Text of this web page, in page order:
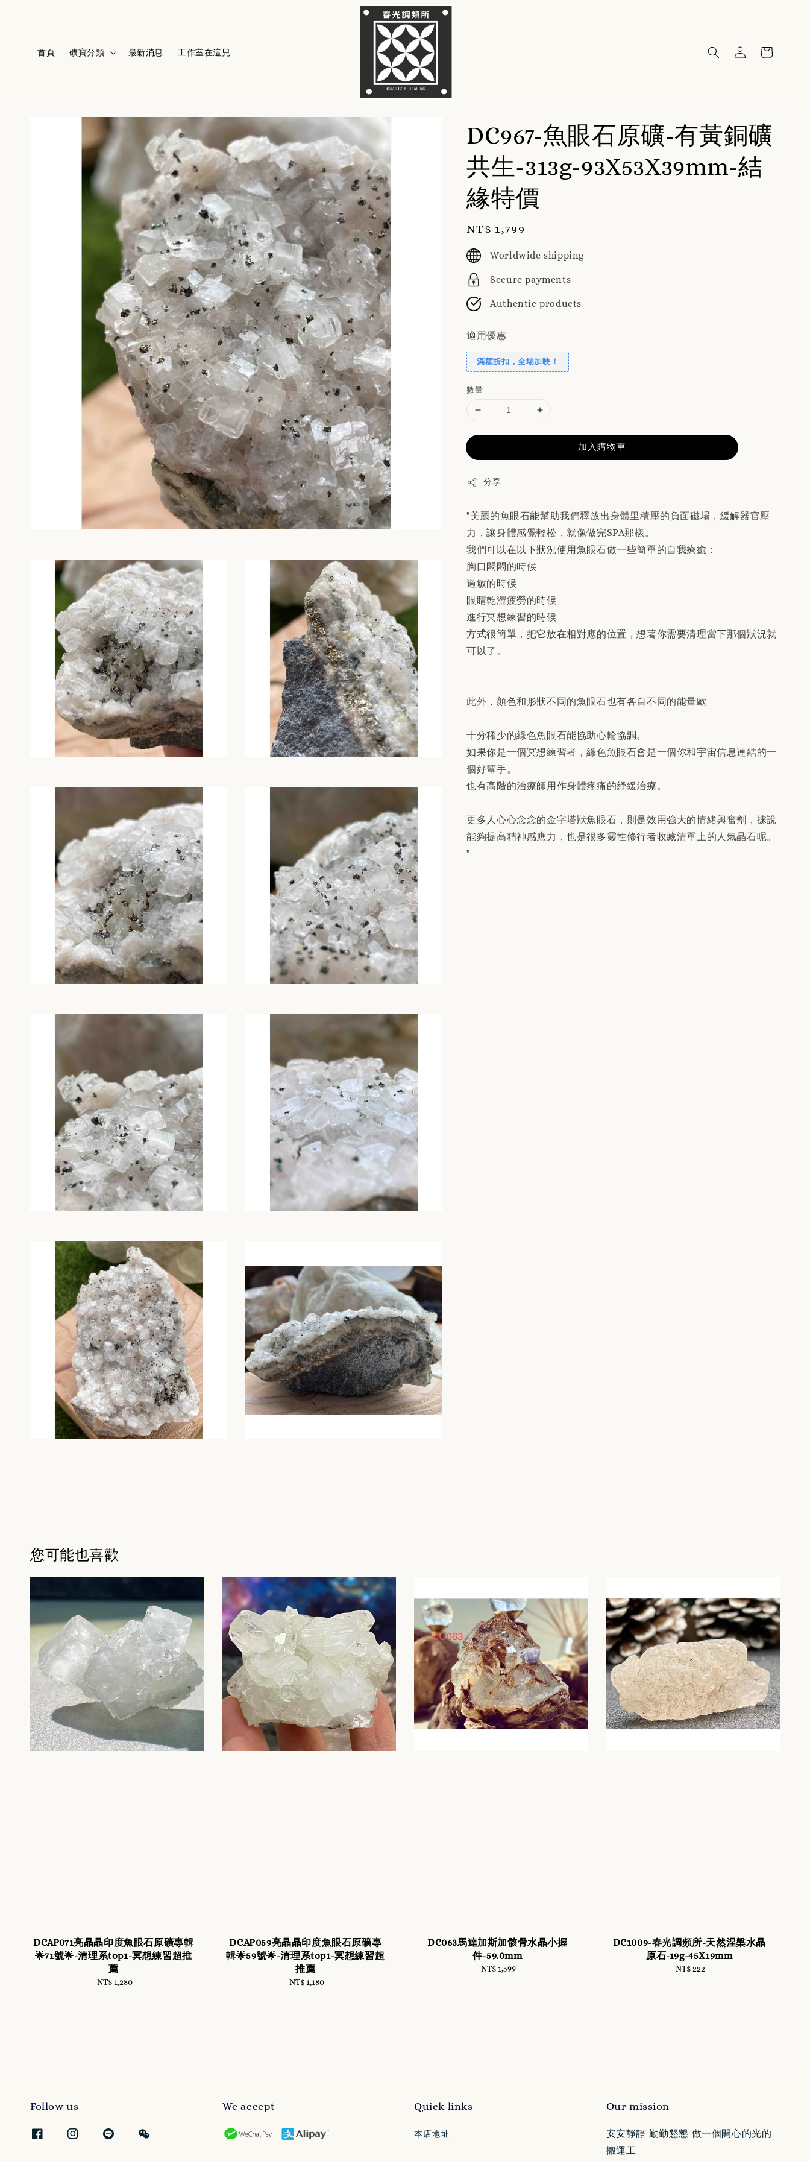
首頁 礦寶分類 最新消息 工作室在這兒
DC967-魚眼石原礦-有黃銅礦
共生-313g-93X53X39mm-結
緣特價
Regular
price
NT$ 1,799
Worldwide shipping
Secure payments
Authentic products
適用優惠
滿額折扣，全場加映！
數量
加入購物車
分享
"美麗的魚眼石能幫助我們釋放出身體里積壓的負面磁場，緩解器官壓
力，讓身體感覺輕松，就像做完SPA那樣。
我們可以在以下狀況使用魚眼石做一些簡單的自我療癒：
胸口悶悶的時候
過敏的時候
眼睛乾澀疲勞的時候
進行冥想練習的時候
方式很簡單，把它放在相對應的位置，想著你需要清理當下那個狀況就
可以了。
此外，顏色和形狀不同的魚眼石也有各自不同的能量歐
十分稀少的綠色魚眼石能協助心輪協調。
如果你是一個冥想練習者，綠色魚眼石會是一個你和宇宙信息連結的一
個好幫手。
也有高階的治療師用作身體疼痛的紓緩治療。
更多人心心念念的金字塔狀魚眼石，則是效用強大的情緒興奮劑，據說
能夠提高精神感應力，也是很多靈性修行者收藏清單上的人氣晶石呢。
"
您可能也喜歡
DCAP071亮晶晶印度魚眼石原礦專輯
🌟71號🌟-清理系top1-冥想練習超推
薦
Regular
NT$ 1,280
DCAP059亮晶晶印度魚眼石原礦專
輯🌟59號🌟-清理系top1-冥想練習超
推薦
Regular
NT$ 1,180
DC063馬達加斯加骸骨水晶小握
件-59.0mm
Regular
NT$ 1,599
DC1009-春光調頻所-天然涅槃水晶
原石-19g-45X19mm
Regular
NT$ 222
Follow us We accept Quick links
本店地址
Our mission
安安靜靜 勤勤懇懇 做一個開心的光的
搬運工